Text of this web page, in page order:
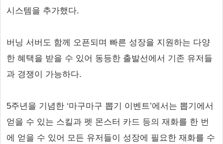
시스템을 추가했다.
버닝 서버도 함께 오픈되며 빠른 성장을 지원하는 다양
한 혜택을 받을 수 있어 동등한 출발선에서 기존 유저들
과 경쟁이 가능하다.
5주년을 기념한 ‘마구마구 뽑기 이벤트’에서는 뽑기에서
얻을 수 있는 스킬과 펫 몬스터 카드 등의 재화를 한 번
에 얻을 수 있어 모든 유저들이 성장에 필요한 재화를 수